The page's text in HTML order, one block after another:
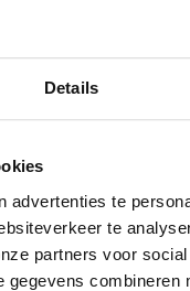
Details
advertenties te
te
partners voor
combineren